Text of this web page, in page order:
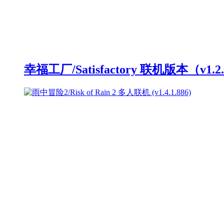
幸福工厂/Satisfactory 联机版本（